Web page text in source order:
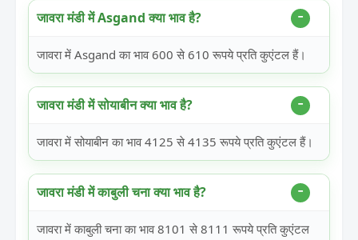
जावरा मंडी में Asgand क्या भाव है?
जावरा में Asgand का भाव 600 से 610 रूपये प्रति कुएंटल हैं।
जावरा मंडी में सोयाबीन क्या भाव है?
जावरा में सोयाबीन का भाव 4125 से 4135 रूपये प्रति कुएंटल हैं।
जावरा मंडी में काबुली चना क्या भाव है?
जावरा में काबुली चना का भाव 8101 से 8111 रूपये प्रति कुएंटल